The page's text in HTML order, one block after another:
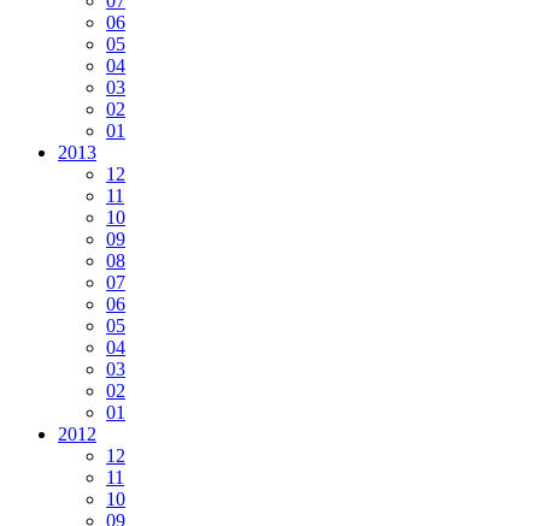
06
05
04
03
02
01
2013
12
11
10
09
08
07
06
05
04
03
02
01
2012
12
11
10
09